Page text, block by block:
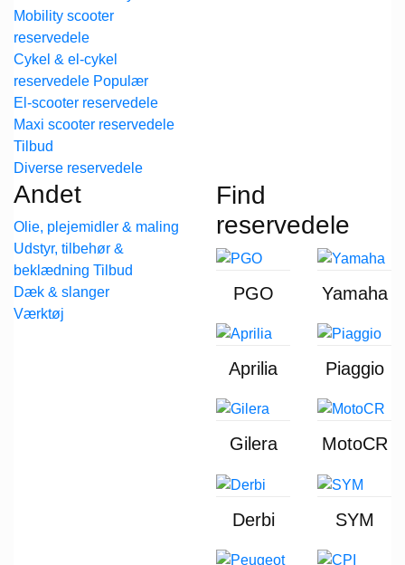
Mobility scooter
reservedele
Cykel & el-cykel
reservedele
El-scooter reservedele
Maxi scooter reservedele
Diverse reservedele
Andet
Olie, plejemidler & maling
Udstyr, tilbehør &
beklædning
Dæk & slanger
Værktøj
Find
reservedele
PGO Yamaha
Aprilia Piaggio
Gilera MotoCR
Derbi SYM